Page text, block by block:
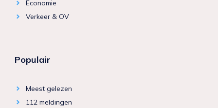
Economie
Verkeer & OV
Populair
Meest gelezen
112 meldingen